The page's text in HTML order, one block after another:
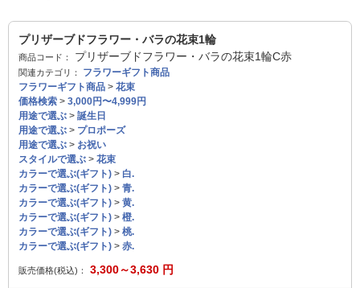
プリザーブドフラワー・バラの花束1輪
商品コード： プリザーブドフラワー・バラの花束1輪C赤
関連カテゴリ：
フラワーギフト商品
フラワーギフト商品 > 花束
価格検索 > 3,000円〜4,999円
用途で選ぶ > 誕生日
用途で選ぶ > プロポーズ
用途で選ぶ > お祝い
スタイルで選ぶ > 花束
カラーで選ぶ(ギフト) > 白.
カラーで選ぶ(ギフト) > 青.
カラーで選ぶ(ギフト) > 黄.
カラーで選ぶ(ギフト) > 橙.
カラーで選ぶ(ギフト) > 桃.
カラーで選ぶ(ギフト) > 赤.
販売価格(税込)： 3,300～3,630 円